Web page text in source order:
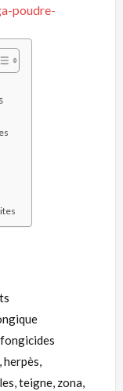
poudre-
herpès,
teigne, zona,